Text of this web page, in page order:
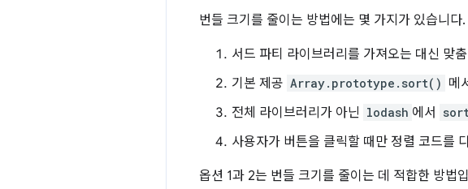
번들 크기를 줄이는 방법에는 몇 가지가 있습니다.
서드 파티 라이브러리를 가져오는 대신 맞
기본 제공 Array.prototype.sort() 메
전체 라이브러리가 아닌 lodash 에서
사용자가 버튼을 클릭할 때만 정렬 코드를
옵션 1과 2는 번들 크기를 줄이는 데 적합한 방법